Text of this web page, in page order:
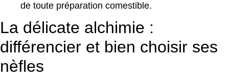
de toute préparation comestible.
La délicate alchimie :
différencier et bien choisir ses
nèfles